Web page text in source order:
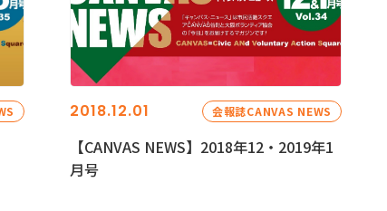
2018.12.01 会報誌CANVAS NEWS
【CANVAS NEWS】2018年12・2019年1
月号